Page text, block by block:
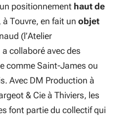
positionnement haut de
à Touvre, en fait un objet
(l’Atelier
collaboré avec des
comme Saint-James ou
Avec DM Production à
& Cie à Thiviers, les
font partie du collectif qui